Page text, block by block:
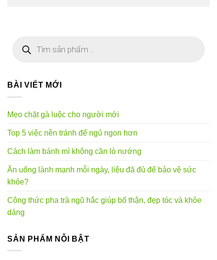
kiếm
BÀI VIẾT MỚI
Mẹo chặt gà luộc cho người mới
Top 5 việc nên tránh để ngủ ngon hơn
Cách làm bánh mì không cần lò nướng
Ăn uống lành mạnh mỗi ngày, liệu đã đủ để bảo vệ sức
khỏe?
Công thức pha trà ngũ hắc giúp bổ thận, đẹp tóc và khỏe
dáng
SẢN PHẨM NỖI BẬT